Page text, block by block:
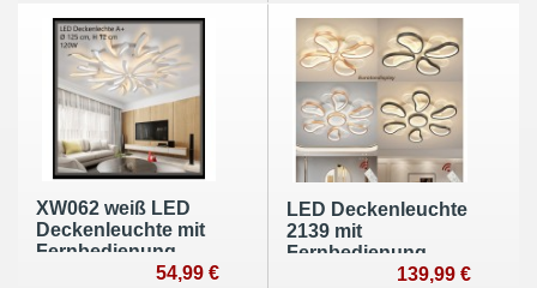
XW062 weiß LED
Deckenleuchte mit
Fernbedienung
54,99 €
LED Deckenleuchte
2139 mit
Fernbedienung
139,99 €